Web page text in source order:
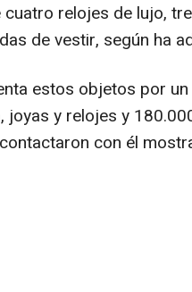
relojes de lujo,
de vestir, según ha
estos objetos por
y relojes y
con él